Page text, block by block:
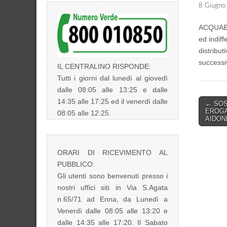
8
ed
Post
←
IL CENTRALINO RISPONDE:
Tutti i giorni dal lunedì al giovedì
dalle 08:05 alle 13:25 e dalle
14:35 alle 17:25 ed il venerdì dalle
08:05 alle 12:25.
ORARI DI RICEVIMENTO AL
PUBBLICO:
Gli utenti sono benvenuti presso i
nostri uffici siti in Via S.Agata
n.65/71 ad Enna, da Lunedì a
Venerdì dalle 08:05 alle 13:20 e
dalle 14:35 alle 17:20. Il Sabato